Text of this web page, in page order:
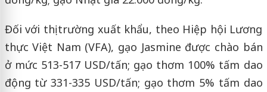
Đối với thị trường xuất khẩu, theo Hiệp hội Lương
thực Việt Nam (VFA), gạo Jasmine được chào bán
ở mức 513-517 USD/tấn; gạo thơm 100% tấm dao
động từ 331-335 USD/tấn; gạo thơm 5% tấm dao